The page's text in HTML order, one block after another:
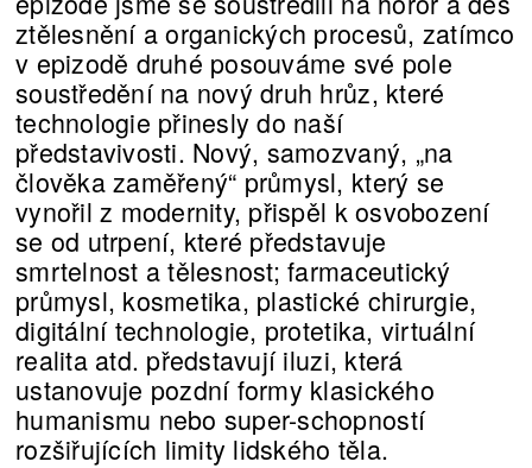
ztělesnění a organických procesů, zatímco
v epizodě druhé posouváme své pole
soustředění na nový druh hrůz, které
technologie přinesly do naší
představivosti. Nový, samozvaný, „na
člověka zaměřený“ průmysl, který se
vynořil z modernity, přispěl k osvobození
se od utrpení, které představuje
smrtelnost a tělesnost; farmaceutický
průmysl, kosmetika, plastické chirurgie,
digitální technologie, protetika, virtuální
realita atd. představují iluzi, která
ustanovuje pozdní formy klasického
humanismu nebo super-schopností
rozšiřujících limity lidského těla.